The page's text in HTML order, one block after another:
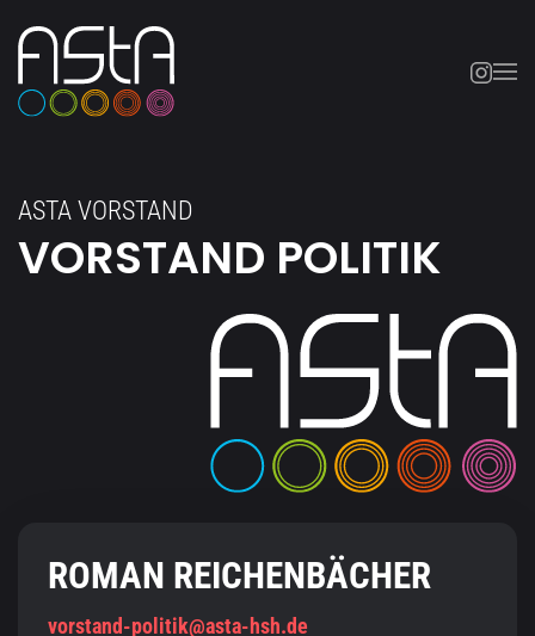
Skip to main content
ASTA VORSTAND
VORSTAND POLITIK
ROMAN REICHENBÄCHER
vorstand-politik@asta-hsh.de